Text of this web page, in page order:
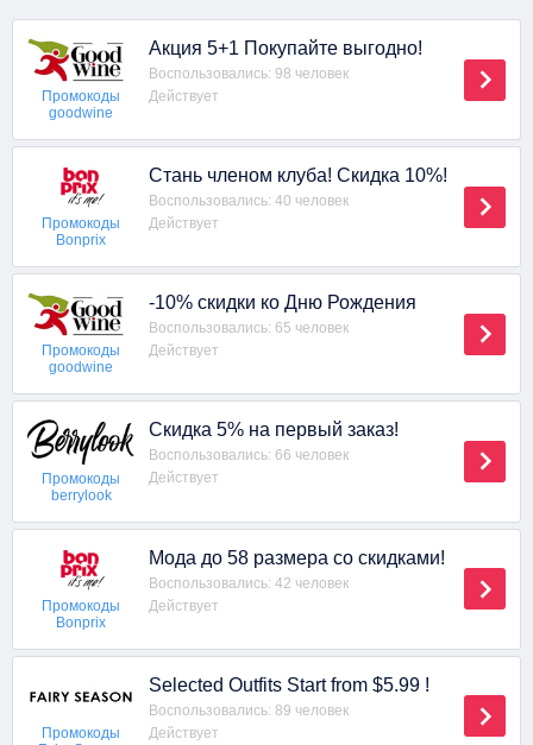
Промокоды
goodwine
Акция 5+1 Покупайте выгодно!
Воспользовались: 98 человек
Действует
Промокоды
Bonprix
Стань членом клуба! Скидка 10%!
Воспользовались: 40 человек
Действует
Промокоды
goodwine
-10% скидки ко Дню Рождения
Воспользовались: 65 человек
Действует
Промокоды
berrylook
Скидка 5% на первый заказ!
Воспользовались: 66 человек
Действует
Промокоды
Bonprix
Мода до 58 размера со скидками!
Воспользовались: 42 человек
Действует
Промокоды
Selected Outfits Start from $5.99 !
Воспользовались: 89 человек
Действует